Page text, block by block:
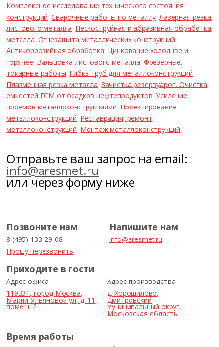
Комплексное исследование технического состояния
конструкций Сварочные работы по металлу Лазерная резка
листового металла Пескоструйная и абразивная обработка
металла Огнезащита металлических конструкций
Антикоррозийная обработка Цинкование холодное и
горячее Вальцовка листового металла Фрезерные,
токарные работы Гибка труб для металлоконструкций
Плазменная резка металла Зачистка резервуаров. Очистка
емкостей ГСМ от осадков нефтепродуктов Усиление
проемов металлоконструкциями Проектирование
металлоконструкций Реставрация, ремонт
металлоконструкций Монтаж металлоконструкций
Отправьте ваш запрос на email:
info@aresmet.ru
или через форму ниже
Позвоните нам
8 (495) 133-29-08
Прошу перезвонить
Напишите нам
info@aresmet.ru
Приходите в гости
Адрес офиса
119331, город Москва,
Марии Ульяновой ул, д. 11,
помещ. 2
Адрес производства
д. Хорошилово,
Дмитровский
муниципальный округ,
Московская область
Время работы